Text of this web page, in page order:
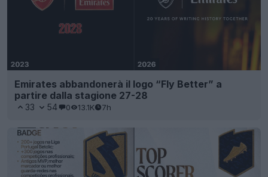
Emirates abbandonerà il logo “Fly Better” a
partire dalla stagione 27-28
33 54 0 13.1K 7h